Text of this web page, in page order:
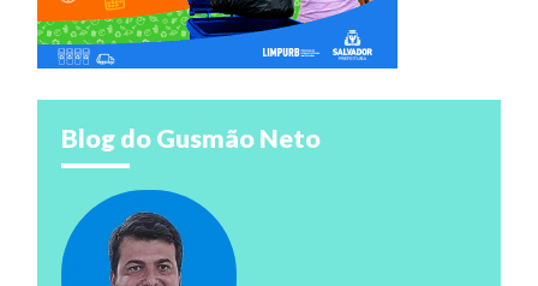
Blog do Gusmão Neto